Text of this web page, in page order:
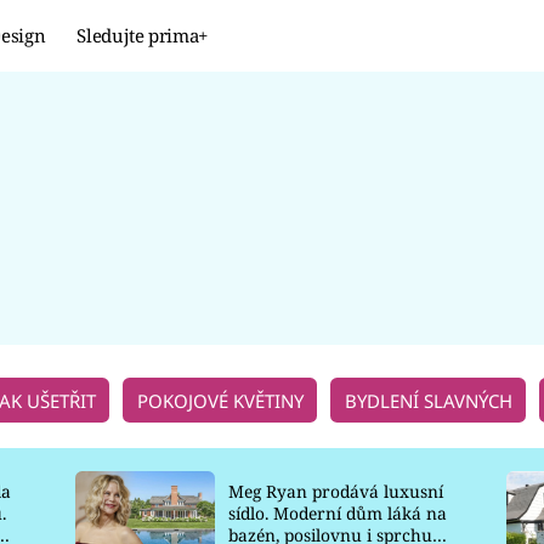
Sledujte prima+
UŠETŘIT POKOJOVÉ KVĚTINY BYDLENÍ SLAVNÝCH
Meg Ryan prodává luxusní
sídlo. Moderní dům láká na
bazén, posilovnu i sprchu